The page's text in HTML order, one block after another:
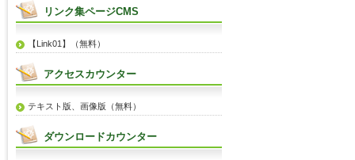
リンク集ページCMS
【Link01】（無料）
アクセスカウンター
テキスト版、画像版（無料）
ダウンロードカウンター